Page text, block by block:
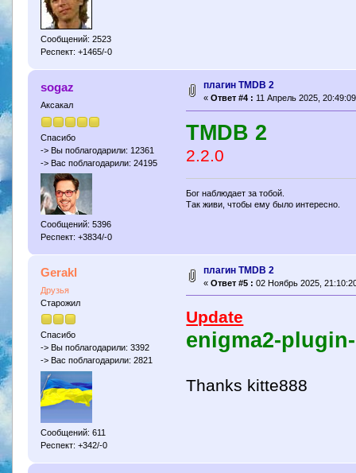
Сообщений: 2523
Респект: +1465/-0
sogaz
Аксакал
Спасибо
-> Вы поблагодарили: 12361
-> Вас поблагодарили: 24195
Сообщений: 5396
Респект: +3834/-0
плагин TMDB 2
« Ответ #4 : 11 Апрель 2025,
TMDB 2
2.2.0
Бог наблюдает за тобой.
Так живи, чтобы ему было интересно.
Gerakl
Друзья
Старожил
Спасибо
-> Вы поблагодарили: 3392
-> Вас поблагодарили: 2821
Сообщений: 611
Респект: +342/-0
плагин TMDB 2
« Ответ #5 : 02 Ноябрь 2025,
Update
enigma2-
Thanks kitte888